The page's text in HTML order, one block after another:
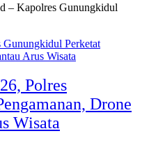
– Kapolres Gunungkidul
Polres
Drone
Wisata